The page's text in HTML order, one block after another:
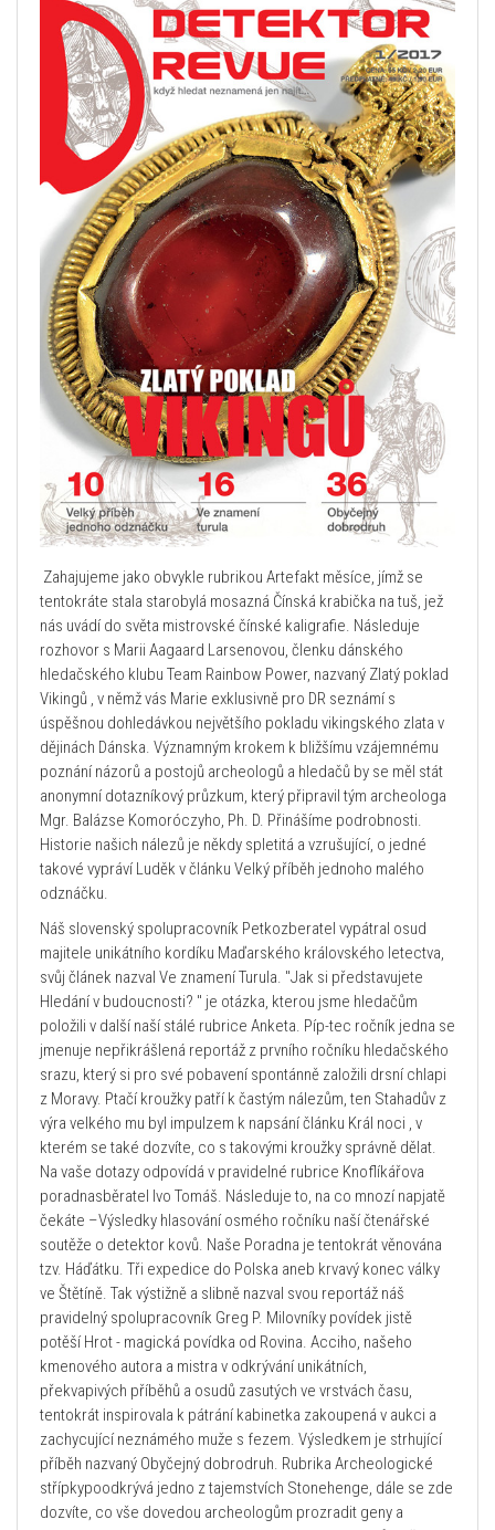
Zahajujeme jako obvykle rubrikou Artefakt měsíce, jímž se
tentokráte stala starobylá mosazná Čínská krabička na tuš, jež
nás uvádí do světa mistrovské čínské kaligrafie. Následuje
rozhovor s Marii Aagaard Larsenovou, členku dánského
hledačského klubu Team Rainbow Power, nazvaný Zlatý poklad
Vikingů , v němž vás Marie exklusivně pro DR seznámí s
úspěšnou dohledávkou největšího pokladu vikingského zlata v
dějinách Dánska. Významným krokem k bližšímu vzájemnému
poznání názorů a postojů archeologů a hledačů by se měl stát
anonymní dotazníkový průzkum, který připravil tým archeologa
Mgr. Balázse Komoróczyho, Ph. D. Přinášíme podrobnosti.
Historie našich nálezů je někdy spletitá a vzrušující, o jedné
takové vypráví Luděk v článku Velký příběh jednoho malého
odznáčku.
Náš slovenský spolupracovník Petkozberatel vypátral osud
majitele unikátního kordíku Maďarského královského letectva,
svůj článek nazval Ve znamení Turula. "Jak si představujete
Hledání v budoucnosti? " je otázka, kterou jsme hledačům
položili v další naší stálé rubrice Anketa. Píp-tec ročník jedna se
jmenuje nepřikrášlená reportáž z prvního ročníku hledačského
srazu, který si pro své pobavení spontánně založili drsní chlapi
z Moravy. Ptačí kroužky patří k častým nálezům, ten Stahadův z
výra velkého mu byl impulzem k napsání článku Král noci , v
kterém se také dozvíte, co s takovými kroužky správně dělat.
Na vaše dotazy odpovídá v pravidelné rubrice Knoflíkářova
poradnasběratel Ivo Tomáš. Následuje to, na co mnozí napjatě
čekáte –Výsledky hlasování osmého ročníku naší čtenářské
soutěže o detektor kovů. Naše Poradna je tentokrát věnována
tzv. Háďátku. Tři expedice do Polska aneb krvavý konec války
ve Štětíně. Tak výstižně a slibně nazval svou reportáž náš
pravidelný spolupracovník Greg P. Milovníky povídek jistě
potěší Hrot - magická povídka od Rovina. Acciho, našeho
kmenového autora a mistra v odkrývání unikátních,
překvapivých příběhů a osudů zasutých ve vrstvách času,
tentokrát inspirovala k pátrání kabinetka zakoupená v aukci a
zachycující neznámého muže s fezem. Výsledkem je strhující
příběh nazvaný Obyčejný dobrodruh. Rubrika Archeologické
střípkypoodkrývá jedno z tajemstvích Stonehenge, dále se zde
dozvíte, co vše dovedou archeologům prozradit geny a